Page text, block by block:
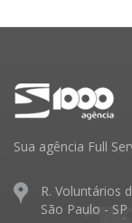
Sua agência Full
R. Voluntários
São Paulo -